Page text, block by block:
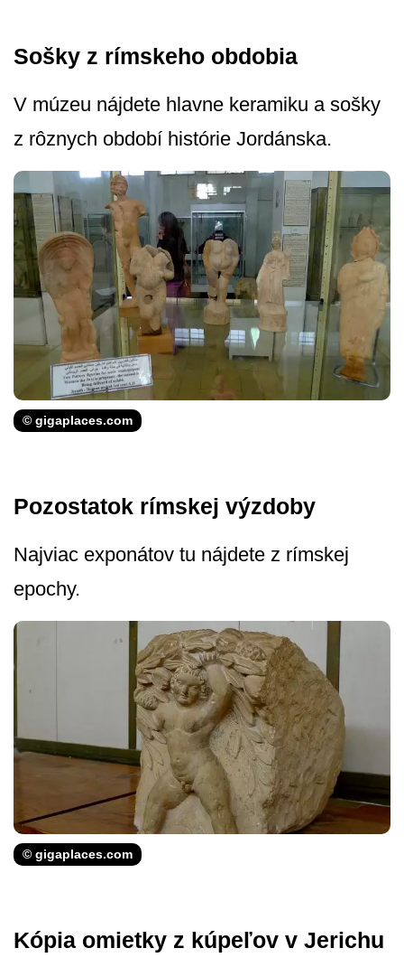
Sošky z rímskeho obdobia
V múzeu nájdete hlavne keramiku a sošky
z rôznych období histórie Jordánska.
© gigaplaces.com
Pozostatok rímskej výzdoby
Najviac exponátov tu nájdete z rímskej
epochy.
© gigaplaces.com
Kópia omietky z kúpeľov v Jerichu